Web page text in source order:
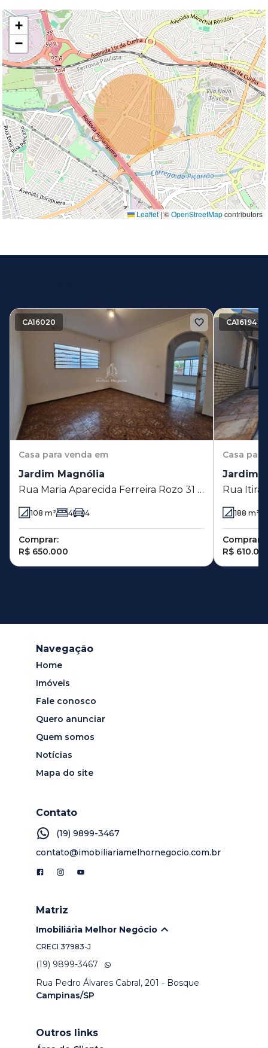
+
−
Leaflet |©OpenStreetMapcontributors
CA16020
Casa para venda em
Jardim Magnólia
Rua Maria Aparecida Ferreira Rozo 31 -
Jardim Magnólia - Campinas - SP
108 m² 4 4
Comprar:
R$ 650.000
CA16194
Casa
Jardim
Rua
188 m²
Comprar:
R$
Navegação
Home
Imóveis
Fale conosco
Quero anunciar
Quem somos
Notícias
Mapa do site
Contato
(19) 9899-3467
contato@imobiliariamelhornegocio.com.br
Matriz
Imobiliária Melhor Negócio
CRECI 37983-J
(19) 9899-3467
Rua Pedro Álvares Cabral, 201 - Bosque
Campinas/SP
Outros links